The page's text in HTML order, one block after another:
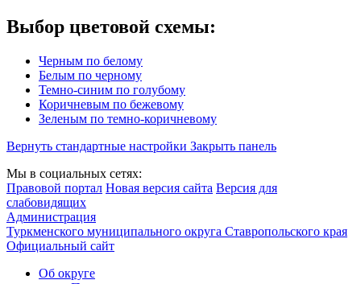
Выбор цветовой схемы:
Черным по белому
Белым по черному
Темно-синим по голубому
Коричневым по бежевому
Зеленым по темно-коричневому
Вернуть стандартные настройки Закрыть панель
Мы в социальных сетях:
Правовой портал Новая версия сайта Версия для
слабовидящих
Администрация
Туркменского муниципального округа Ставропольского края
Официальный сайт
Об округе